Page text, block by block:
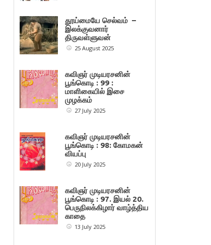
தூய்மையே செல்வம் –
இலக்குவனார்
திருவள்ளுவன்
25 August 2025
கவிஞர் முடியரசனின்
பூங்கொடி : 99 :
மாளிகையில் இசை
முழக்கம்
27 July 2025
கவிஞர் முடியரசனின்
பூங்கொடி : 98: கோமகன்
வியப்பு
20 July 2025
கவிஞர் முடியரசனின்
பூங்கொடி : 97. இயல் 20.
பெருநிலக்கிழார் வாழ்த்திய
காதை
13 July 2025